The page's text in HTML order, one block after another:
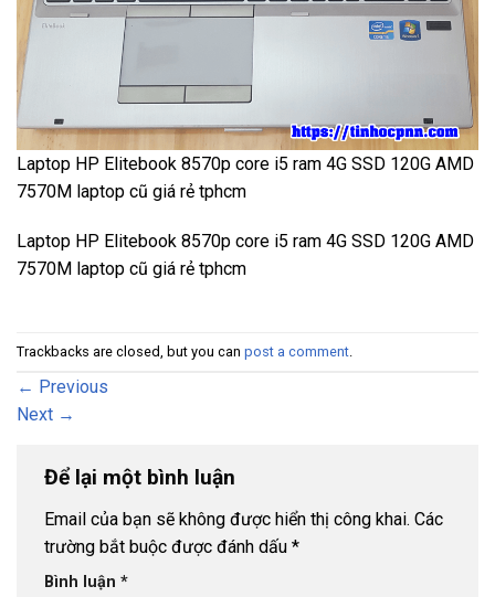
Laptop HP Elitebook 8570p core i5 ram 4G SSD 120G AMD
7570M laptop cũ giá rẻ tphcm
Laptop HP Elitebook 8570p core i5 ram 4G SSD 120G AMD
7570M laptop cũ giá rẻ tphcm
Trackbacks are closed, but you can post a comment
← Previous
Next →
Để lại một bình luận
Email của bạn sẽ không được hiển thị công khai. Các
trường bắt buộc được đánh dấu *
Bình luận *